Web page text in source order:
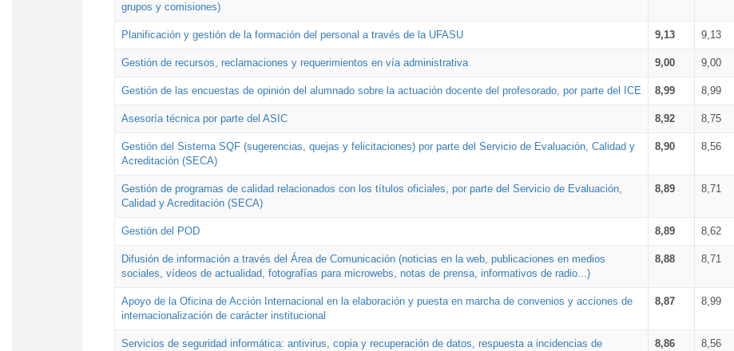
grupos y comisiones)
Planificación y gestión de la formación del personal a través de la UFASU 9,13 9,13
Gestión de recursos, reclamaciones y requerimientos en vía administrativa 9,00 9,00
Gestión de las encuestas de opinión del alumnado sobre la actuación docente del profesorado, por parte del ICE 8,99 8,99
Asesoría técnica por parte del ASIC 8,92 8,75
Gestión del Sistema SQF (sugerencias, quejas y felicitaciones) por parte del Servicio de Evaluación, Calidad y
Acreditación (SECA)
8,90 8,56
Gestión de programas de calidad relacionados con los títulos oficiales, por parte del Servicio de Evaluación,
Calidad y Acreditación (SECA)
8,89 8,71
Gestión del POD 8,89 8,62
Difusión de información a través del Área de Comunicación (noticias en la web, publicaciones en medios
sociales, vídeos de actualidad, fotografías para microwebs, notas de prensa, informativos de radio...)
8,88 8,71
Apoyo de la Oficina de Acción Internacional en la elaboración y puesta en marcha de convenios y acciones de
internacionalización de carácter institucional
8,87 8,99
Servicios de seguridad informática: antivirus, copia y recuperación de datos, respuesta a incidencias de
8,86 8,56